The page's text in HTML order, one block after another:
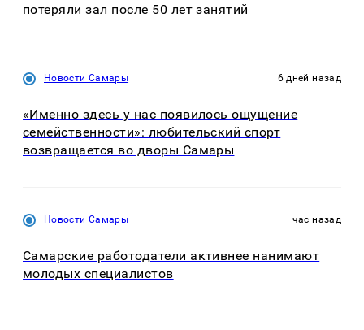
потеряли зал после 50 лет занятий
Новости Самары 6 дней назад
«Именно здесь у нас появилось ощущение
семейственности»: любительский спорт
возвращается во дворы Самары
Новости Самары час назад
Самарские работодатели активнее нанимают
молодых специалистов